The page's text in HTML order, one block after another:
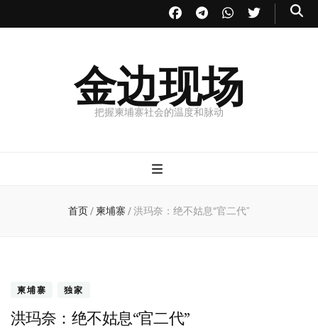
金边现场
把握柬埔寨社会的温度和脉动
首页/ 柬埔寨 /洪玛奈：绝不姑息“官二代”
柬埔寨 独家
洪玛奈：绝不姑息“官二代”